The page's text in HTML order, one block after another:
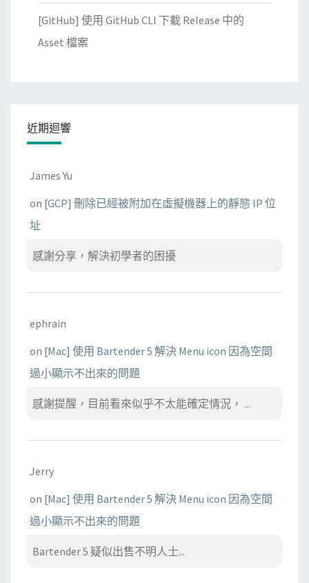
[GitHub] 使用 GitHub CLI 下載 Release 中的
Asset 檔案
近期迴響
James Yu
on [GCP] 刪除已經被附加在虛擬機器上的靜態 IP 位
址
感謝分享，解決初學者的困擾
ephrain
on [Mac] 使用 Bartender 5 解決 Menu icon 因為空間
過小顯示不出來的問題
感謝提醒，目前看來似乎不太能確定情況， ...
Jerry
on [Mac] 使用 Bartender 5 解決 Menu icon 因為空間
過小顯示不出來的問題
Bartender 5 疑似出售不明人士...